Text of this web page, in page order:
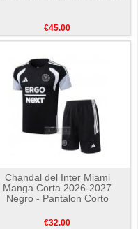
€45.00
Chandal del Inter Miami
Manga Corta 2026-2027
Negro - Pantalon Corto
€32.00